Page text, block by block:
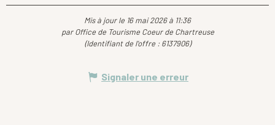
Mis à jour le 16 mai 2026 à 11:36
par Office de Tourisme Coeur de Chartreuse
(Identifiant de l'offre : 6137906)
Signaler une erreur